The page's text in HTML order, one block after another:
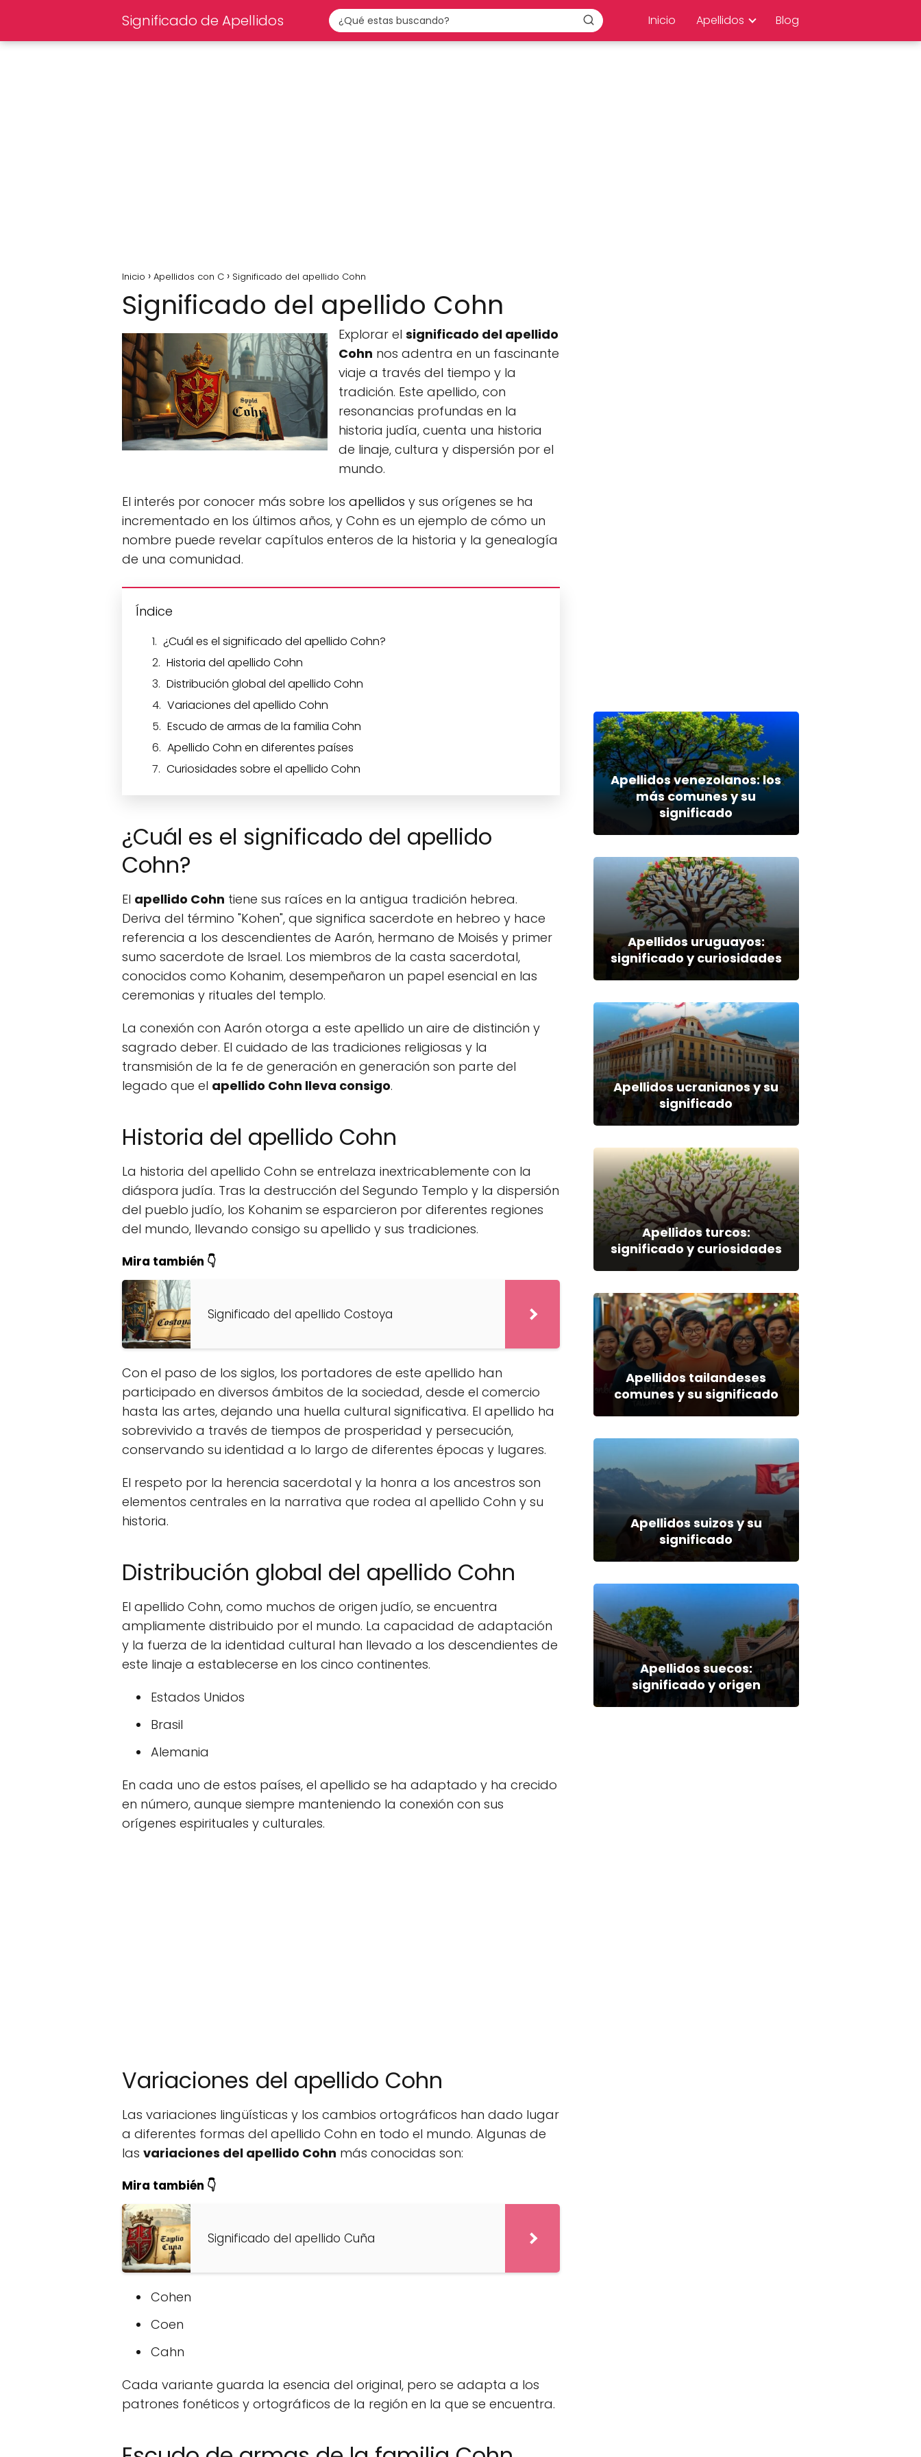
Significado de Apellidos Inicio Apellidos Blog
Inicio Apellidos con C Significado del apellido Cohn
Significado del apellido Cohn
Explorar el significado del apellido
Cohn nos adentra en un fascinante
viaje a través del tiempo y la
tradición. Este apellido, con
resonancias profundas en la
historia judía, cuenta una historia
de linaje, cultura y dispersión por el
mundo.
El interés por conocer más sobre los apellidos y sus orígenes se ha
incrementado en los últimos años, y Cohn es un ejemplo de cómo un
nombre puede revelar capítulos enteros de la historia y la genealogía
de una comunidad.
Índice
¿Cuál es el significado del apellido Cohn?
Historia del apellido Cohn
Distribución global del apellido Cohn
Variaciones del apellido Cohn
Escudo de armas de la familia Cohn
Apellido Cohn en diferentes países
Curiosidades sobre el apellido Cohn
¿Cuál es el significado del apellido
Cohn?
El apellido Cohn tiene sus raíces en la antigua tradición hebrea.
Deriva del término "Kohen", que significa sacerdote en hebreo y hace
referencia a los descendientes de Aarón, hermano de Moisés y primer
sumo sacerdote de Israel. Los miembros de la casta sacerdotal,
conocidos como Kohanim, desempeñaron un papel esencial en las
ceremonias y rituales del templo.
La conexión con Aarón otorga a este apellido un aire de distinción y
sagrado deber. El cuidado de las tradiciones religiosas y la
transmisión de la fe de generación en generación son parte del
legado que el apellido Cohn lleva consigo.
Historia del apellido Cohn
La historia del apellido Cohn se entrelaza inextricablemente con la
diáspora judía. Tras la destrucción del Segundo Templo y la dispersión
del pueblo judío, los Kohanim se esparcieron por diferentes regiones
del mundo, llevando consigo su apellido y sus tradiciones.
Mira también 👇
Significado del apellido Costoya
Con el paso de los siglos, los portadores de este apellido han
participado en diversos ámbitos de la sociedad, desde el comercio
hasta las artes, dejando una huella cultural significativa. El apellido ha
sobrevivido a través de tiempos de prosperidad y persecución,
conservando su identidad a lo largo de diferentes épocas y lugares.
El respeto por la herencia sacerdotal y la honra a los ancestros son
elementos centrales en la narrativa que rodea al apellido Cohn y su
historia.
Distribución global del apellido Cohn
El apellido Cohn, como muchos de origen judío, se encuentra
ampliamente distribuido por el mundo. La capacidad de adaptación
y la fuerza de la identidad cultural han llevado a los descendientes de
este linaje a establecerse en los cinco continentes.
Estados Unidos
Brasil
Alemania
En cada uno de estos países, el apellido se ha adaptado y ha crecido
en número, aunque siempre manteniendo la conexión con sus
orígenes espirituales y culturales.
Variaciones del apellido Cohn
Las variaciones lingüísticas y los cambios ortográficos han dado lugar
a diferentes formas del apellido Cohn en todo el mundo. Algunas de
las variaciones del apellido Cohn más conocidas son:
Mira también 👇
Significado del apellido Cuña
Cohen
Coen
Cahn
Cada variante guarda la esencia del original, pero se adapta a los
patrones fonéticos y ortográficos de la región en la que se encuentra.
Apellidos venezolanos: los
más comunes y su
significado
Apellidos uruguayos:
significado y curiosidades
Apellidos ucranianos y su
significado
Apellidos turcos:
significado y curiosidades
Apellidos tailandeses
comunes y su significado
Apellidos suizos y su
significado
Apellidos suecos:
significado y origen